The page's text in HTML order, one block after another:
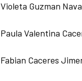
Violeta Guzman
Paula Valentina
Fabian Caceres